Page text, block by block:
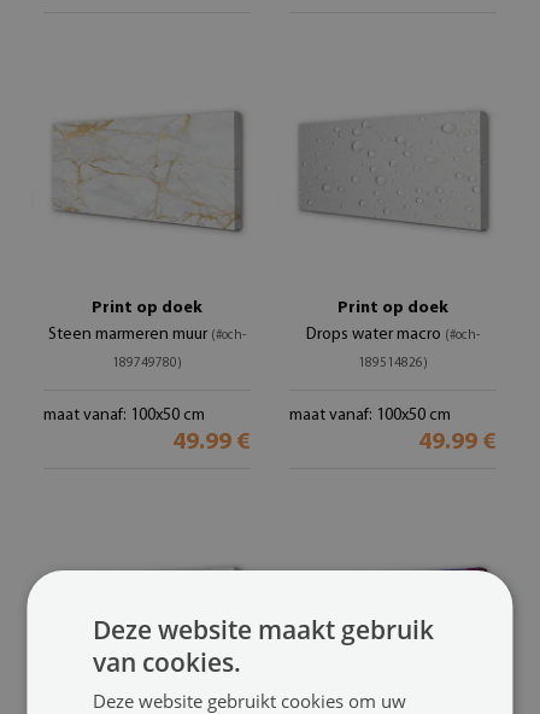
Print op doek
Steen marmeren muur (#och-
189749780)
maat vanaf: 100x50 cm
49.99 €
Print op doek
Drops water macro (#och-
189514826)
maat vanaf: 100x50 cm
49.99 €
Deze website maakt gebruik
van cookies.
Deze website gebruikt cookies om uw